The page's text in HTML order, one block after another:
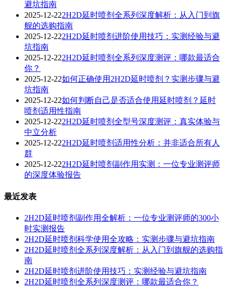
避坑指南
2025-12-222H2D延时喷剂全系列深度解析：从入门到旗
舰的选购指南
2025-12-222H2D延时喷剂进阶使用技巧：实测经验与避
坑指南
2025-12-222H2D延时喷剂全系列深度测评：哪款最适合
你？
2025-12-22如何正确使用2H2D延时喷剂？实测步骤与避
坑指南
2025-12-22如何判断自己是否适合使用延时喷剂？延时
喷剂适用性指南
2025-12-222H2D延时喷剂全型号深度测评：真实体验与
中立分析
2025-12-222H2D延时喷剂适用性分析：并非适合所有人
群
2025-12-222H2D延时喷剂副作用实测：一位专业测评师
的深度体验报告
最近发表
2H2D延时喷剂副作用全解析：一位专业测评师的300小
时实测报告
2H2D延时喷剂科学使用全攻略：实测步骤与避坑指南
2H2D延时喷剂全系列深度解析：从入门到旗舰的选购指
南
2H2D延时喷剂进阶使用技巧：实测经验与避坑指南
2H2D延时喷剂全系列深度测评：哪款最适合你？